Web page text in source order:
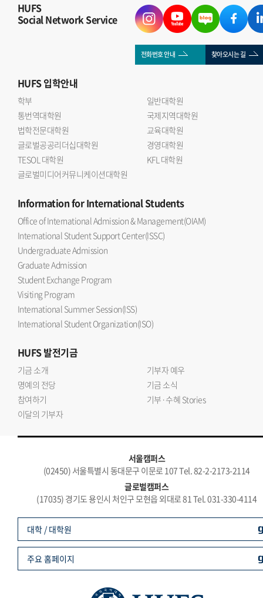
HUFS
Social Network Service
전화번호 안내 찾아오시는 길
HUFS입학안내
학부
일반대학원
통번역대학원
국제지역대학원
법학전문대학원
교육대학원
글로벌공공리더십대학원
경영대학원
TESOL 대학원
KFL 대학원
글로벌미디어커뮤니케이션대학원
Informationfor International Students
Office of International Admission & Management(OIAM)
International Student Support Center(ISSC)
Undergraduate Admission
Graduate Admission
Student Exchange Program
Visiting Program
International Summer Session(ISS)
International Student Organization(ISO)
HUFS발전기금
기금 소개
기부자 예우
명예의 전당
기금 소식
참여하기
기부·수혜 Stories
이달의 기부자
서울캠퍼스
(02450) 서울특별시 동대문구 이문로 107 Tel. 82-2-2173-2114
글로벌캠퍼스
(17035) 경기도 용인시 처인구 모현읍 외대로 81 Tel. 031-330-4114
대학 / 대학원
주요 홈페이지